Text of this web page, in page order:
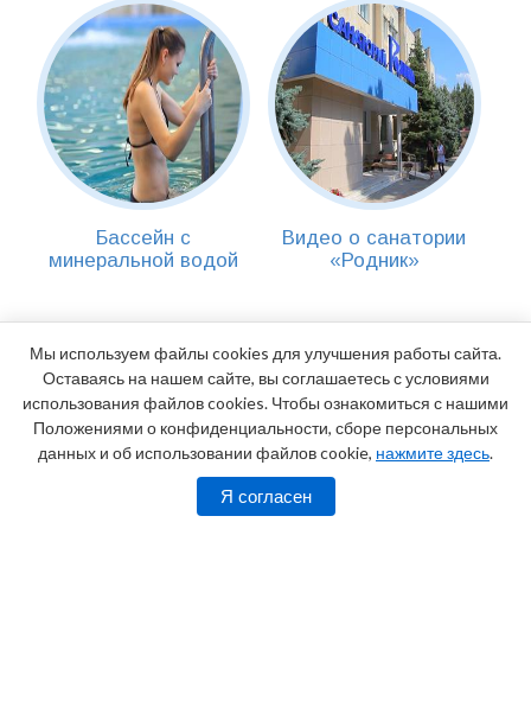
Бассейн с
минеральной водой
Видео о санатории
«Родник»
Мы используем файлы cookies для улучшения работы сайта.
Оставаясь на нашем сайте, вы соглашаетесь с условиями
использования файлов cookies. Чтобы ознакомиться с нашими
Положениями о конфиденциальности, сборе персональных
данных и об использовании файлов cookie, нажмите здесь.
Я согласен